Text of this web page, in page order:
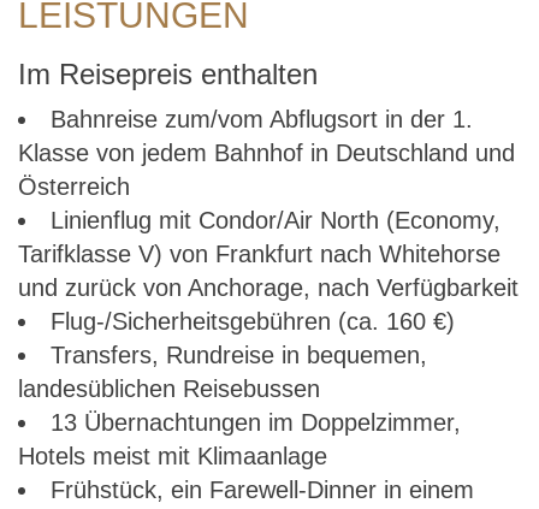
LEISTUNGEN
Im Reisepreis enthalten
Bahnreise zum/vom Abflugsort in der 1.
Klasse von jedem Bahnhof in Deutschland und
Österreich
Linienflug mit Condor/Air North (Economy,
Tarifklasse V) von Frankfurt nach Whitehorse
und zurück von Anchorage, nach Verfügbarkeit
Flug-/Sicherheitsgebühren (ca. 160 €)
Transfers, Rundreise in bequemen,
landesüblichen Reisebussen
13 Übernachtungen im Doppelzimmer,
Hotels meist mit Klimaanlage
Frühstück, ein Farewell-Dinner in einem